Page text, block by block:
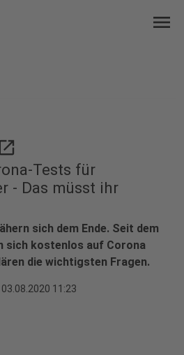
menu
Tests für
- Das müsst ihr
sich dem Ende. Seit dem
sich kostenlos auf Corona
die wichtigsten Fragen.
11:23